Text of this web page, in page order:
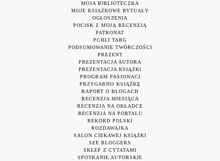
MOJA BIBLIOTECZKA
MOJE KSIĄŻKOWE RYTUAŁY
OGŁOSZENIA
POCISK Z MOJĄ RECENZJĄ
PATRONAT
PCHLI TARG
PODSUMOWANIE TWÓRCZOŚCI
PREZENT
PREZENTACJA AUTORA
PREZENTACJA KSIĄŻKI
PROGRAM PASJONACI
PRZYGARNIJ KSIĄŻKĘ
RAPORT O BLOGACH
RECENZJA MIESIĄCA
RECENZJA NA OKŁADCE
RECENZJA NA PORTALU
REKORD POLSKI
ROZDAWAJKA
SALON CIEKAWEJ KSIĄŻKI
SEE BLOGGERS
SKLEP Z CYTATAMI
SPOTKANIE AUTORSKIE